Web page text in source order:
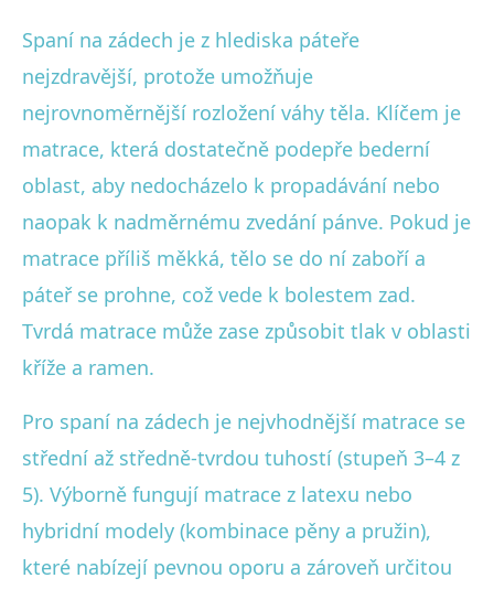
Spaní na zádech je z hlediska páteře
nejzdravější, protože umožňuje
nejrovnoměrnější rozložení váhy těla. Klíčem je
matrace, která dostatečně podepře bederní
oblast, aby nedocházelo k propadávání nebo
naopak k nadměrnému zvedání pánve. Pokud je
matrace příliš měkká, tělo se do ní zaboří a
páteř se prohne, což vede k bolestem zad.
Tvrdá matrace může zase způsobit tlak v oblasti
kříže a ramen.
Pro spaní na zádech je nejvhodnější matrace se
střední až středně-tvrdou tuhostí (stupeň 3–4 z
5). Výborně fungují matrace z latexu nebo
hybridní modely (kombinace pěny a pružin),
které nabízejí pevnou oporu a zároveň určitou